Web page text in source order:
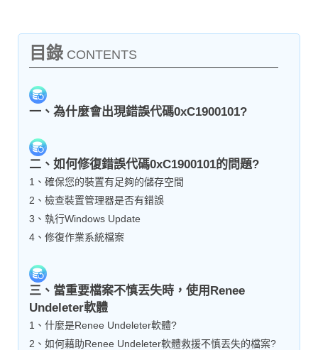
目錄 CONTENTS
一、為什麼會出現錯誤代碼0xC1900101?
二、如何修復錯誤代碼0xC1900101的問題?
1、確保您的裝置有足夠的儲存空間
2、檢查裝置管理器是否有錯誤
3、執行Windows Update
4、修復作業系統檔案
三、當重要檔案不慎丟失時，使用Renee
Undeleter軟體
1、什麼是Renee Undeleter軟體?
2、如何藉助Renee Undeleter軟體救援不慎丟失的檔案?